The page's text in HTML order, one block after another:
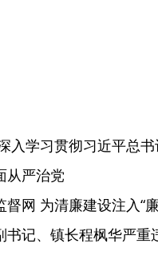
从严治党
网 为清廉建设注入“